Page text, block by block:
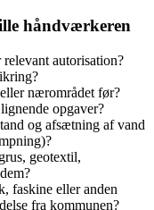
håndværkeren
autorisation?
nærområdet før?
opgaver?
og afsætning af vand
geotextil,
faskine eller anden
fra kommunen?